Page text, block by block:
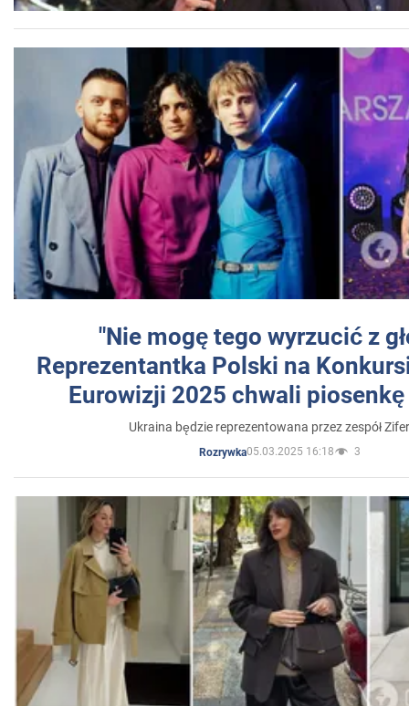
"Nie mogę tego wyrzucić z
Reprezentantka Polski na
Eurowizji 2025 chwali
Ukraina będzie reprezentowana przez zespół
Rozrywka05.03.2025 16:18 3